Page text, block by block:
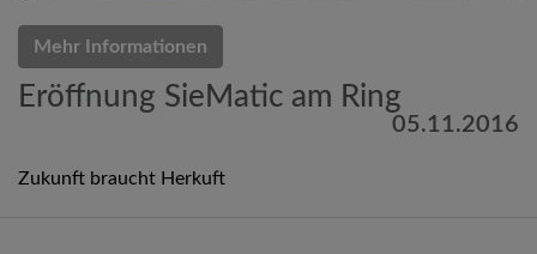
Mehr Informationen
Eröffnung SieMatic am Ring
05.11.2016
Zukunft braucht Herkuft